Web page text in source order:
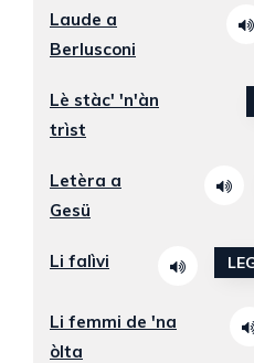
Laude a
Berlusconi
Lè stàc' 'n'àn
trìst
Letèra a
Gesü
Li falìvi
Li femmi de 'na
òlta